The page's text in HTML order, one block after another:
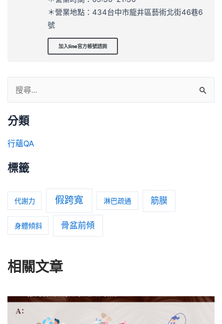
＊營業地點：434台中市龍井區藝術北街46巷6
號
加入line官方帳號諮詢
分類
行蘊QA
標籤
代謝力 假跨寬 淋巴疏通 筋膜
身體傾斜 骨盆前傾
相關文章